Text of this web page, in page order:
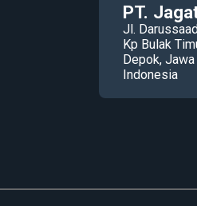
PT.
Jl.
Kp Bulak
Depok,
Indonesia